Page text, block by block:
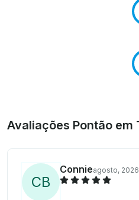
Avaliações Pontão em
CB
Connieagosto, 2026